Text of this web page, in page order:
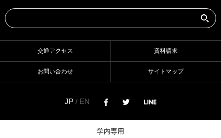
交通アクセス 資料請求
お問い合わせ サイトマップ
JP / EN
学内専用